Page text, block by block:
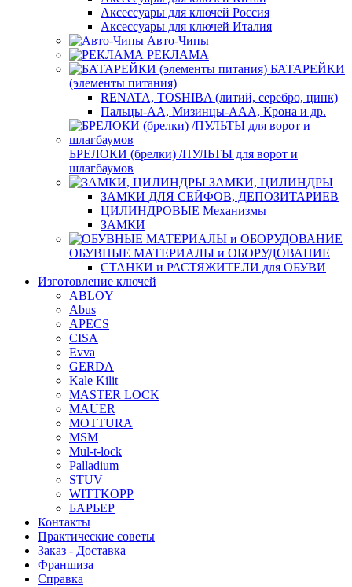
Аксессуары для ключей Россия
Аксессуары для ключей Италия
Авто-Чипы
РЕКЛАМА
БАТАРЕЙКИ
(элементы питания)
RENATA, TOSHIBA (литий, серебро, цинк)
Пальцы-АА, Мизинцы-ААА, Крона и др.
БРЕЛОКИ (брелки) /ПУЛЬТЫ для ворот и
шлагбаумов
ЗАМКИ, ЦИЛИНДРЫ
ЗАМКИ ДЛЯ СЕЙФОВ, ДЕПОЗИТАРИЕВ
ЦИЛИНДРОВЫЕ Механизмы
ЗАМКИ
ОБУВНЫЕ МАТЕРИАЛЫ и ОБОРУДОВАНИЕ
СТАНКИ и РАСТЯЖИТЕЛИ для ОБУВИ
Изготовление ключей
ABLOY
Abus
APECS
CISA
Evva
GERDA
Kale Kilit
MASTER LOCK
MAUER
MOTTURA
MSM
Mul-t-lock
Palladium
STUV
WITTKOPP
БАРЬЕР
Контакты
Практические советы
Заказ - Доставка
Франшиза
Справка